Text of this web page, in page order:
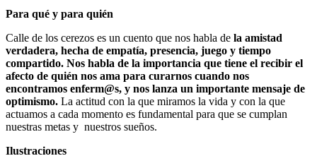
Para qué y para quién
Calle de los cerezos es un cuento que nos habla de la amistad
verdadera, hecha de empatía, presencia, juego y tiempo
compartido. Nos habla de la importancia que tiene el recibir el
afecto de quién nos ama para curarnos cuando nos
encontramos enferm@s, y nos lanza un importante mensaje de
optimismo. La actitud con la que miramos la vida y con la que
actuamos a cada momento es fundamental para que se cumplan
nuestras metas y nuestros sueños.
Ilustraciones